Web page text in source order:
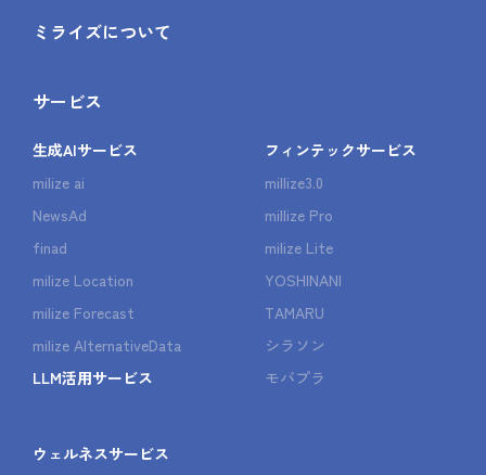
ミライズについて
サービス
生成AIサービス
milize ai
NewsAd
finad
milize Location
milize Forecast
milize AlternativeData
LLM活用サービス
フィンテックサービス
millize3.0
millize Pro
milize Lite
YOSHINANI
TAMARU
シラソン
モバプラ
ウェルネスサービス